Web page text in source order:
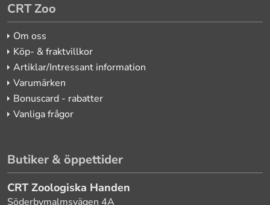
CRT Zoo
Om oss
Köp- & fraktvillkor
Artiklar/Intressant information
Varumärken
Bonuscard - rabatter
Vanliga frågor
Butiker & öppettider
CRT Zoologiska Handen
Söderbymalmsvägen 4A